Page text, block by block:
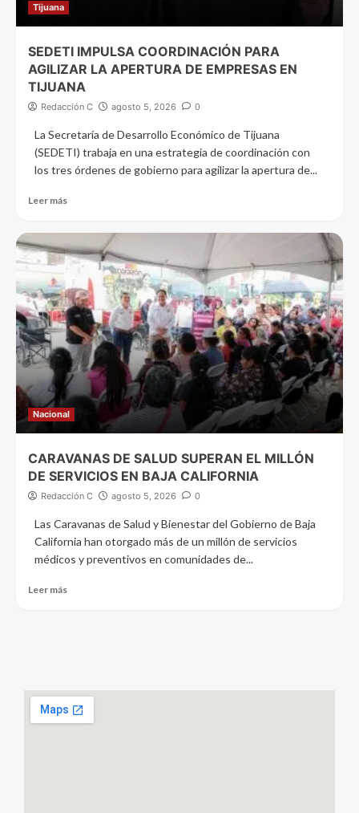
Tijuana
SEDETI IMPULSA COORDINACIÓN PARA
AGILIZAR LA APERTURA DE EMPRESAS EN
TIJUANA
Redacción C agosto 5, 2026 0
La Secretaría de Desarrollo Económico de Tijuana
(SEDETI) trabaja en una estrategia de coordinación con
los tres órdenes de gobierno para agilizar la apertura de...
Leer más
Nacional
CARAVANAS DE SALUD SUPERAN EL MILLÓN
DE SERVICIOS EN BAJA CALIFORNIA
Redacción C agosto 5, 2026 0
Las Caravanas de Salud y Bienestar del Gobierno de Baja
California han otorgado más de un millón de servicios
médicos y preventivos en comunidades de...
Leer más